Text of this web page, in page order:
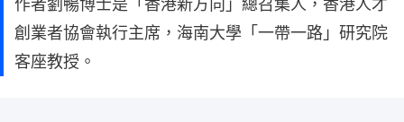
創業者協會執行主席，海南大學「一帶一路」研究院
客座教授。